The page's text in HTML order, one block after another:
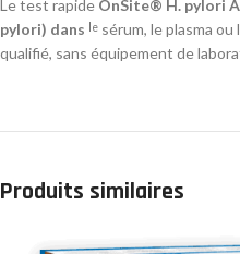
Le test rapide OnSite® H. pylori
pylori) dans
le sérum, le plasma
qualifié, sans équipement de
Produits similaires